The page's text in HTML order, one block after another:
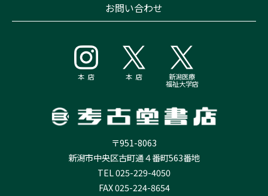
お問い合わせ
本 店 本 店 新潟医療
福祉大学店
〒951-8063
新潟市中央区古町通４番町563番地
TEL 025-229-4050
FAX 025-224-8654